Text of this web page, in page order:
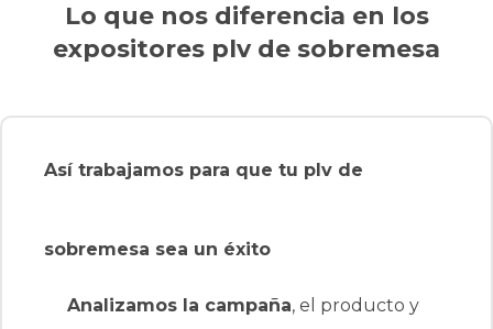
Lo que nos diferencia en los
expositores plv de sobremesa
Así trabajamos para que tu plv de
sobremesa sea un éxito
Analizamos la campaña, el producto y punto